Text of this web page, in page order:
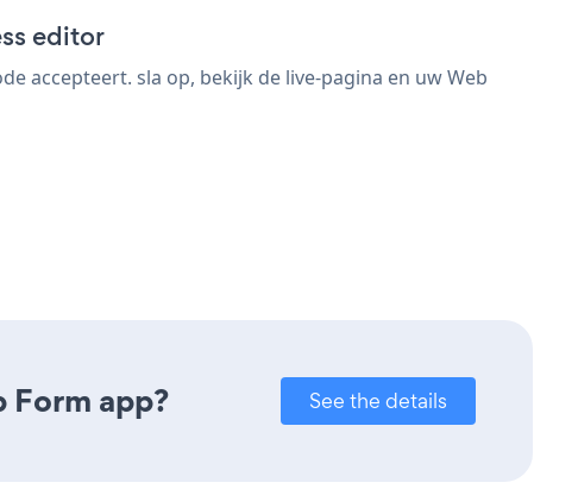
editor
accepteert. sla op, bekijk de live-pagina en uw Web
app? See the details